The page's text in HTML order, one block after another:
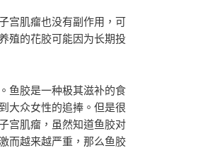
宫肌瘤也没有副作用，可
殖的花胶可能因为长期投
鱼胶是一种极其滋补的食
大众女性的追捧。但是很
宫肌瘤，虽然知道鱼胶对
而越来越严重，那么鱼胶